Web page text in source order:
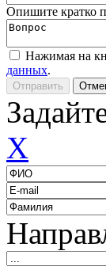
Опишите кратко
Нажимая на
данных.
X